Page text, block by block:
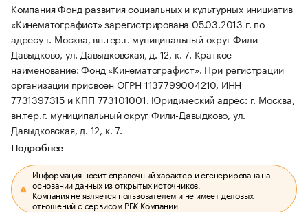
Компания Фонд развития социальных и культурных инициатив
«Кинематографист» зарегистрирована 05.03.2013 г. по
адресу г. Москва, вн.тер.г. муниципальный округ Фили-
Давыдково, ул. Давыдковская, д. 12, к. 7. Краткое
наименование: Фонд «Кинематографист». При регистрации
организации присвоен ОГРН 1137799004210, ИНН
7731397315 и КПП 773101001. Юридический адрес: г. Москва,
вн.тер.г. муниципальный округ Фили-Давыдково, ул.
Давыдковская, д. 12, к. 7.
Подробнее
Информация носит справочный характер и сгенерирована на
основании данных из открытых источников.
Компания не является пользователем и не имеет деловых
отношений с сервисом РБК Компании.